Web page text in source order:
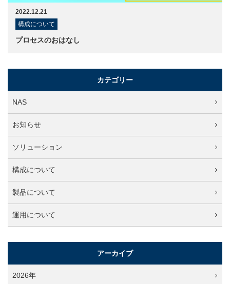
2022.12.21
構成について
プロセスのおはなし
カテゴリー
NAS
お知らせ
ソリューション
構成について
製品について
運用について
アーカイブ
2026年